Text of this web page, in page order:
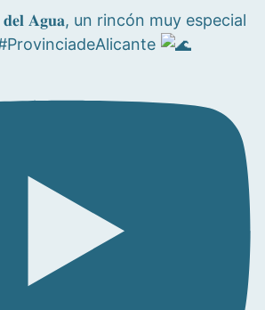
𝐝𝐞𝐥 𝐀𝐠𝐮𝐚, un rincón muy especial